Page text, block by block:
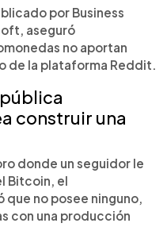
por Business
aseguró
no aportan
de la plataforma Reddit.
construir una
donde un seguidor le
Bitcoin, el
no posee ninguno,
con una producción